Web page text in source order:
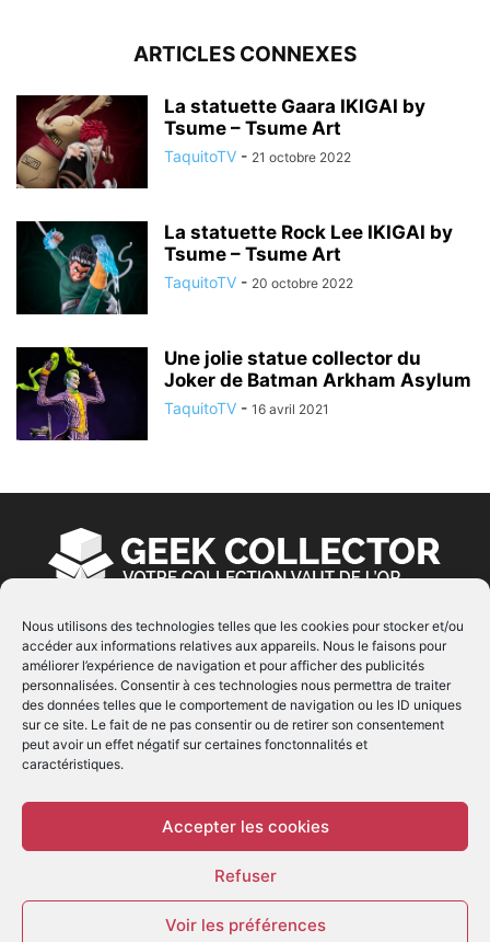
Nous utilisons des technologies telles que les cookies pour stocker et/ou
accéder aux informations relatives aux appareils. Nous le faisons pour
améliorer l’expérience de navigation et pour afficher des publicités
personnalisées. Consentir à ces technologies nous permettra de traiter
des données telles que le comportement de navigation ou les ID uniques
sur ce site. Le fait de ne pas consentir ou de retirer son consentement
peut avoir un effet négatif sur certaines fonctonnalités et
caractéristiques.
Accepter les cookies
Refuser
Voir les préférences
ARTICLES CONNEXES
La statuette Gaara IKIGAI by
Tsume – Tsume Art
TaquitoTV - 21 octobre 2022
La statuette Rock Lee IKIGAI by
Tsume – Tsume Art
TaquitoTV - 20 octobre 2022
Une jolie statue collector du
Joker de Batman Arkham Asylum
TaquitoTV - 16 avril 2021
À PROPOS
© Copyright 2022 | Produit parEIMAI| Tous Droits
Réservés